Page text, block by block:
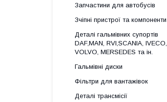
Запчастини для автобусів
Зчіпні пристрої та компоненти
Деталі гальмівних супортів
DAF,MAN, RVI,SCANIA, IVECO,
VOLVO, MERSEDES та ін.
Гальмівні диски
Фільтри для вантажівок
Деталі трансмісії